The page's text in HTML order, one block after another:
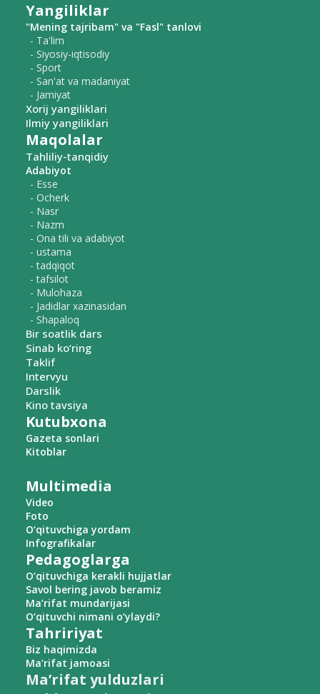
Yangiliklar
"Mening tajribam" va "Fasl" tanlovi
- Ta'lim
- Siyosiy-iqtisodiy
- Sport
- San'at va madaniyat
- Jamiyat
Xorij yangiliklari
Ilmiy yangiliklari
Maqolalar
Tahliliy-tanqidiy
Adabiyot
- Esse
- Ocherk
- Nasr
- Nazm
- Ona tili va adabiyot
- ustama
- tadqiqot
- tafsilot
- Mulohaza
- Jadidlar xazinasidan
- Shapaloq
Bir soatlik dars
Sinab ko‘ring
Taklif
Intervyu
Darslik
Kino tavsiya
Kutubxona
Gazeta sonlari
Kitoblar
Multimedia
Video
Foto
O‘qituvchiga yordam
Infografikalar
Pedagoglarga
O‘qituvchiga kerakli hujjatlar
Savol bering javob beramiz
Ma’rifat mundarijasi
O‘qituvchi nimani o‘ylaydi?
Tahririyat
Biz haqimizda
Ma’rifat jamoasi
Ma’rifat yulduzlari